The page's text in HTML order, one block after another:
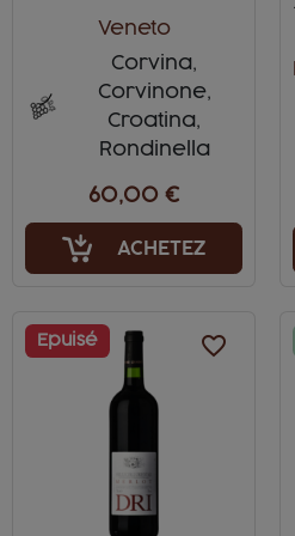
Veneto
Corvina,
Corvinone,
Croatina,
Rondinella
60,00 €
ACHETEZ
favorite_border
Epuisé